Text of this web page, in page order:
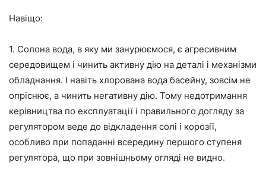
Навіщо:
1. Солона вода, в яку ми занурюємося, є агресивним
середовищем і чинить активну дію на деталі і механізми
обладнання. І навіть хлорована вода басейну, зовсім не
опріснює, а чинить негативну дію. Тому недотримання
керівництва по експлуатації і правильного догляду за
регулятором веде до відкладення солі і корозії,
особливо при попаданні всередину першого ступеня
регулятора, що при зовнішньому огляді не видно.